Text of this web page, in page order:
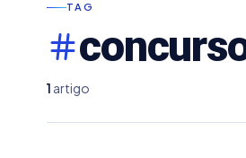
TAG
1 artigo